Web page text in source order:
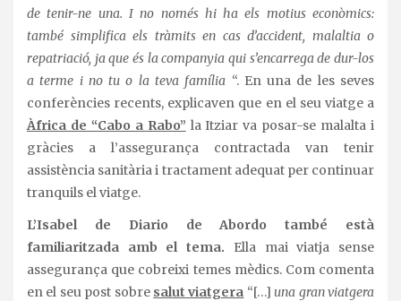
de tenir-ne una. I no només hi ha els motius econòmics:
també simplifica els tràmits en cas d’accident, malaltia o
repatriació, ja que és la companyia qui s’encarrega de dur-los
a terme i no tu o la teva família “. En una de les seves
conferències recents, explicaven que en el seu viatge a
Àfrica de “Cabo a Rabo” la Itziar va posar-se malalta i
gràcies a l’assegurança contractada van tenir
assistència sanitària i tractament adequat per continuar
tranquils el viatge.
L’Isabel de Diario de Abordo també està
familiaritzada amb el tema. Ella mai viatja sense
assegurança que cobreixi temes mèdics. Com comenta
en el seu post sobre salut viatgera “[…] una gran viatgera